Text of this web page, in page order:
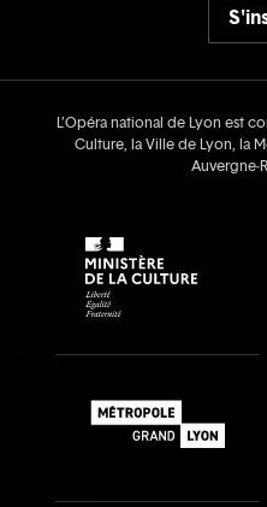
L’Opéra national de Lyon est
Culture, la Ville de Lyon, la